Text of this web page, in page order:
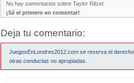
No hay comentarios sobre Taylor Ritzel
¡Sé el primero en comentar!
Deja tu comentario:
JuegosEnLondres2012.com se reserva el
otras conductas no apropiadas.